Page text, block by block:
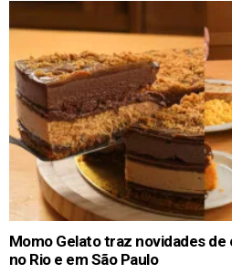
Momo Gelato traz novidades de
no Rio e em São Paulo